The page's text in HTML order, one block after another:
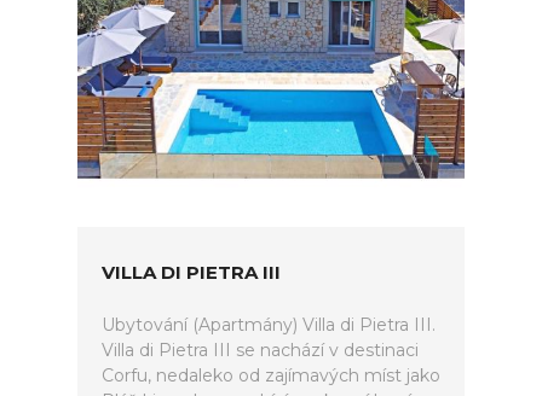
VILLA DI PIETRA III
Ubytování (Apartmány) Villa di Pietra III.
Villa di Pietra III se nachází v destinaci
Corfu, nedaleko od zajímavých míst jako